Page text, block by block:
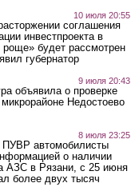
10 июля 20:55
соглашения
инвестпроекта в
роще» будет рассмотрен
губернатор
9 июля 20:43
объявила о проверке
Недостоево
8 июля 23:25
ПУВР автомобилисты
о наличии
АЗС в Рязани, с 25 июня
более двух тысяч